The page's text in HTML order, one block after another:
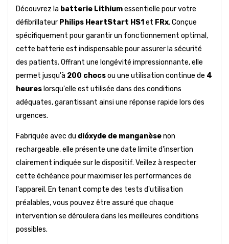
Découvrez la batterie Lithiumessentielle pour votre
défibrillateur Philips HeartStart HS1 et FRx. Conçue
spécifiquement pour garantir un fonctionnement optimal,
cette batterie est indispensable pour assurer la sécurité
des patients. Offrant une longévité impressionnante, elle
permet jusqu'à 200 chocsou une utilisation continue de 4
heures lorsqu'elle est utilisée dans des conditions
adéquates, garantissant ainsi une réponse rapide lors des
urgences.
Fabriquée avec du dióxyde de manganèsenon
rechargeable, elle présente une date limite d'insertion
clairement indiquée sur le dispositif. Veillez à respecter
cette échéance pour maximiser les performances de
l'appareil. En tenant compte des tests d'utilisation
préalables, vous pouvez être assuré que chaque
intervention se déroulera dans les meilleures conditions
possibles.